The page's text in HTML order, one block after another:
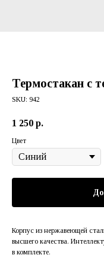
Термостакан с
SKU: 942
1 250 р.
Цвет
Корпус из нержавеющей
высшего качества.
в комплекте.